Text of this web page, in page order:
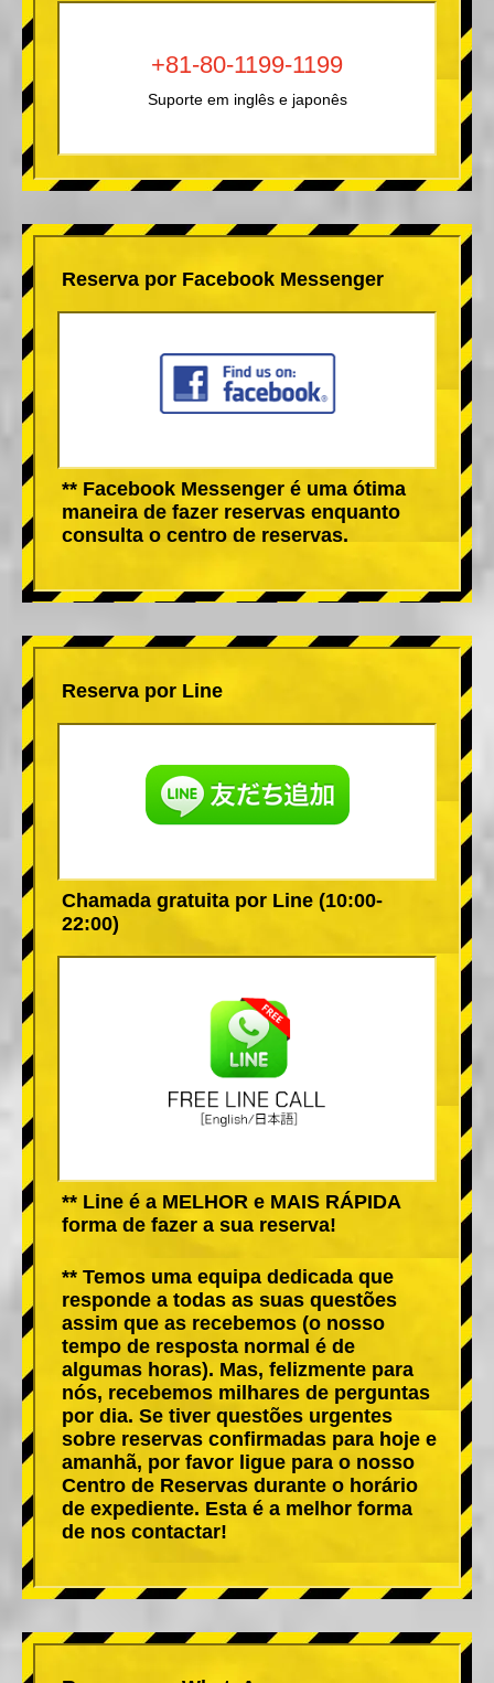
+81-80-1199-1199
Suporte em inglês e japonês
Reserva por Facebook Messenger
** Facebook Messenger é uma ótima
maneira de fazer reservas enquanto
consulta o centro de reservas.
Reserva por Line
Chamada gratuita por Line (10:00-
22:00)
** Line é a MELHOR e MAIS RÁPIDA
forma de fazer a sua reserva!
** Temos uma equipa dedicada que
responde a todas as suas questões
assim que as recebemos (o nosso
tempo de resposta normal é de
algumas horas). Mas, felizmente para
nós, recebemos milhares de perguntas
por dia. Se tiver questões urgentes
sobre reservas confirmadas para hoje e
amanhã, por favor ligue para o nosso
Centro de Reservas durante o horário
de expediente. Esta é a melhor forma
de nos contactar!